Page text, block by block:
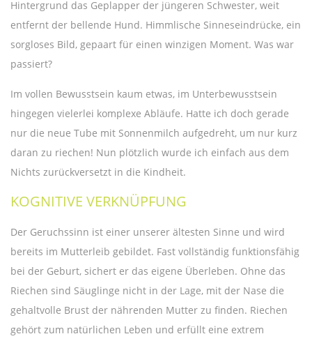
Hintergrund das Geplapper der jüngeren Schwester, weit
entfernt der bellende Hund. Himmlische Sinneseindrücke, ein
sorgloses Bild, gepaart für einen winzigen Moment. Was war
passiert?
Im vollen Bewusstsein kaum etwas, im Unterbewusstsein
hingegen vielerlei komplexe Abläufe. Hatte ich doch gerade
nur die neue Tube mit Sonnenmilch aufgedreht, um nur kurz
daran zu riechen! Nun plötzlich wurde ich einfach aus dem
Nichts zurückversetzt in die Kindheit.
KOGNITIVE VERKNÜPFUNG
Der Geruchssinn ist einer unserer ältesten Sinne und wird
bereits im Mutterleib gebildet. Fast vollständig funktionsfähig
bei der Geburt, sichert er das eigene Überleben. Ohne das
Riechen sind Säuglinge nicht in der Lage, mit der Nase die
gehaltvolle Brust der nährenden Mutter zu finden. Riechen
gehört zum natürlichen Leben und erfüllt eine extrem